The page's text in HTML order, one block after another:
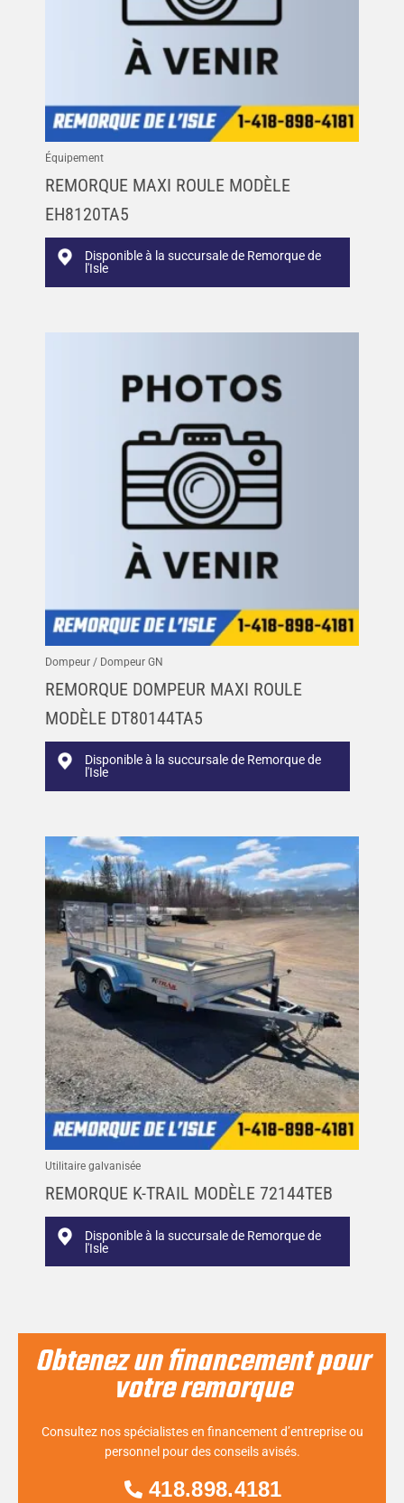
Équipement
REMORQUE MAXI ROULE MODÈLE
EH8120TA5
Disponible à la succursale de Remorque de
l'Isle
Dompeur / Dompeur GN
REMORQUE DOMPEUR MAXI ROULE
MODÈLE DT80144TA5
Disponible à la succursale de Remorque de
l'Isle
Utilitaire galvanisée
REMORQUE K-TRAIL MODÈLE 72144TEB
Disponible à la succursale de Remorque de
l'Isle
Obtenez un financement pour
votre remorque
Consultez nos spécialistes en financement d’entreprise ou
personnel pour des conseils avisés.
418.898.4181